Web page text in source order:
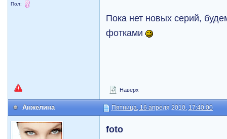
Пол:
Пока нет новых серий,
фотками
Наверх
Анжелина Пятница, 16 апреля 2010, 17:40:00
foto